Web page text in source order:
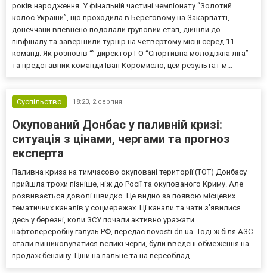
років народження. У фінальній частині чемпіонату “Золотий
колос України”, що проходила в Береговому на Закарпатті,
донеччани впевнено подолали груповий етап, дійшли до
півфіналу та завершили турнір на четвертому місці серед 11
команд. Як розповів “” директор ГО “Спортивна молодіжна ліга”
та представник команди Іван Коромисло, цей результат м...
Суспільство 18:23, 2 серпня
Окупований Донбас у паливній кризі:
ситуація з цінами, чергами та прогноз
експерта
Паливна криза на тимчасово окуповані території (ТОТ) Донбасу
прийшла трохи пізніше, ніж до Росії та окупованого Криму. Але
розвивається доволі швидко. Це видно за появою місцевих
тематичних каналів у соцмережах. Ці канали та чати з’явилися
десь у березні, коли ЗСУ почали активно уражати
нафтопереробну галузь РФ, передає novosti.dn.ua. Тоді ж біля АЗС
стали вишиковуватися великі черги, були введені обмеження на
продаж бензину. Ціни на пальне та на переоблад...